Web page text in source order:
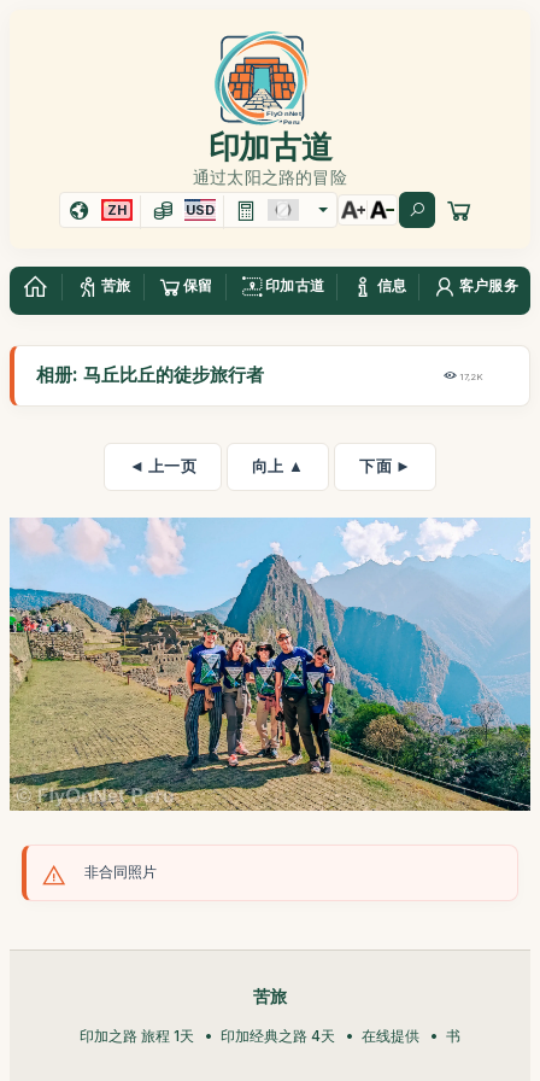
印加古道
通过太阳之路的冒险
ZH USD
苦旅 保留 印加古道 信息 客户服务
相册: 马丘比丘的徒步旅行者 17,2K
◄ 上一页 向上 ▲ 下面 ►
非合同照片
苦旅
印加之路 旅程 1天 印加经典之路 4天 在线提供 书